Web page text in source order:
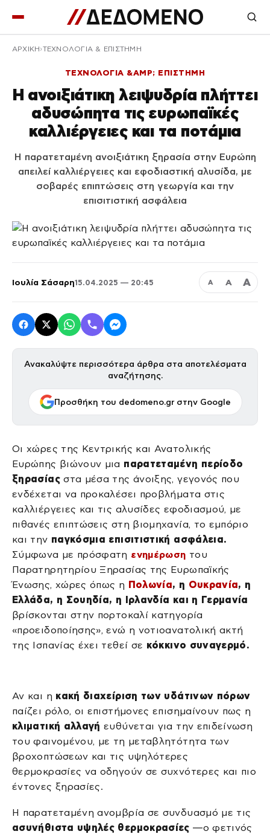
ΑΡΧΙΚΉ ΤΕΧΝΟΛΟΓΙΑ & ΕΠΙΣΤΗΜΗ
ΤΕΧΝΟΛΟΓΙΑ &AMP; ΕΠΙΣΤΗΜΗ
Η ανοιξιάτικη λειψυδρία πλήττει
αδυσώπητα τις ευρωπαϊκές
καλλιέργειες και τα ποτάμια
Η παρατεταμένη ανοιξιάτικη ξηρασία στην Ευρώπη
απειλεί καλλιέργειες και εφοδιαστική αλυσίδα, με
σοβαρές επιπτώσεις στη γεωργία και την
επισιτιστική ασφάλεια
Ιουλία Σάσαρη15.04.2025 — 20:45 Α Α Α
Ανακαλύψτε περισσότερα άρθρα στα αποτελέσματα
αναζήτησης.
Προσθήκη του dedomeno.gr στην Google
Οι χώρες της Κεντρικής και Ανατολικής
Ευρώπης βιώνουν μια παρατεταμένη περίοδο
ξηρασίαςστα μέσα της άνοιξης, γεγονός που
ενδέχεται να προκαλέσει προβλήματα στις
καλλιέργειες και τις αλυσίδες εφοδιασμού, με
πιθανές επιπτώσεις στη βιομηχανία, το εμπόριο
και την παγκόσμια επισιτιστική ασφάλεια.
Σύμφωνα με πρόσφατη ενημέρωση του
Παρατηρητηρίου Ξηρασίας της Ευρωπαϊκής
Ένωσης, χώρες όπως η Πολωνία, η Ουκρανία, η
Ελλάδα, η Σουηδία, η Ιρλανδία και η Γερμανία
βρίσκονται στην πορτοκαλί κατηγορία
«προειδοποίησης», ενώ η νοτιοανατολική ακτή
της Ισπανίας έχει τεθεί σε κόκκινο συναγερμό.
Αν και η κακή διαχείριση των υδάτινων πόρων
παίζει ρόλο, οι επιστήμονες επισημαίνουν πως η
κλιματική αλλαγήευθύνεται για την επιδείνωση
του φαινομένου, με τη μεταβλητότητα των
βροχοπτώσεων και τις υψηλότερες
θερμοκρασίες να οδηγούν σε συχνότερες και πιο
έντονες ξηρασίες.
Η παρατεταμένη ανομβρία σε συνδυασμό με τις
ασυνήθιστα υψηλές θερμοκρασίες—ο φετινός